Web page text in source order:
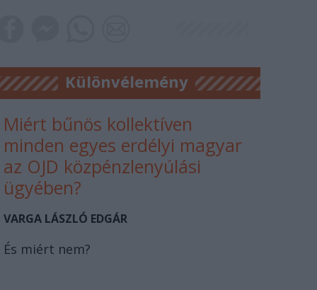
Különvélemény
Miért bűnös kollektíven
minden egyes erdélyi magyar
az OJD közpénzlenyúlási
ügyében?
VARGA LÁSZLÓ EDGÁR
És miért nem?